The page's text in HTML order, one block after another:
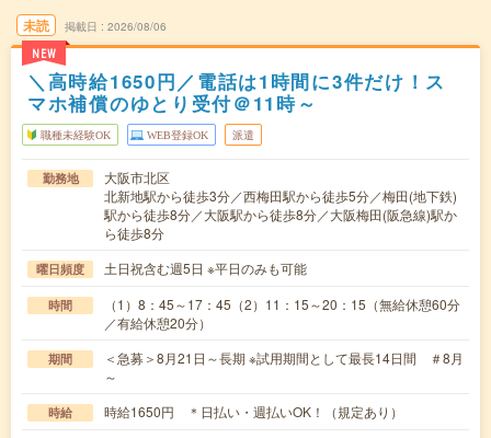
未読
NEW
掲載日 2026/08/06
＼高時給1650円／電話は1時間に3件だけ！ス
マホ補償のゆとり受付＠11時～
職種未経験OK WEB登録OK 派遣
勤務地
大阪市北区
北新地駅から徒歩3分／西梅田駅から徒歩5分／梅田(地下鉄)
駅から徒歩8分／大阪駅から徒歩8分／大阪梅田(阪急線)駅か
ら徒歩8分
曜日頻度 土日祝含む週5日 ※平日のみも可能
時間
（1）8：45～17：45（2）11：15～20：15（無給休憩60分
／有給休憩20分）
期間
＜急募＞8月21日～長期 ※試用期間として最長14日間 ＃8月
～
時給 時給1650円 ＊日払い・週払いOK！（規定あり）